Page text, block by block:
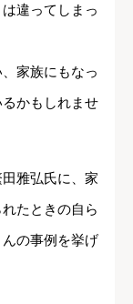
違ってしまっ
家族にもなっ
かもしれませ
雅弘氏に、家
たときの自ら
の事例を挙げ